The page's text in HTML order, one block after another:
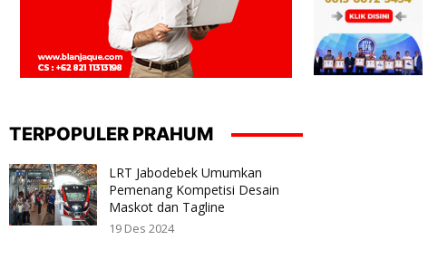
TERPOPULER PRAHUM
LRT Jabodebek Umumkan
Pemenang Kompetisi Desain
Maskot dan Tagline
19 Des 2024